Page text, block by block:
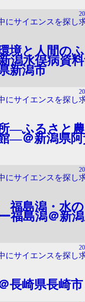
にサイエンスを探し
境と人間の
潟水俣病資
新潟市
にサイエンスを探し
―ふるさと
―＠新潟県阿
にサイエンスを探し
福島潟・水の
福島潟＠新
にサイエンスを探し
長崎県長崎市